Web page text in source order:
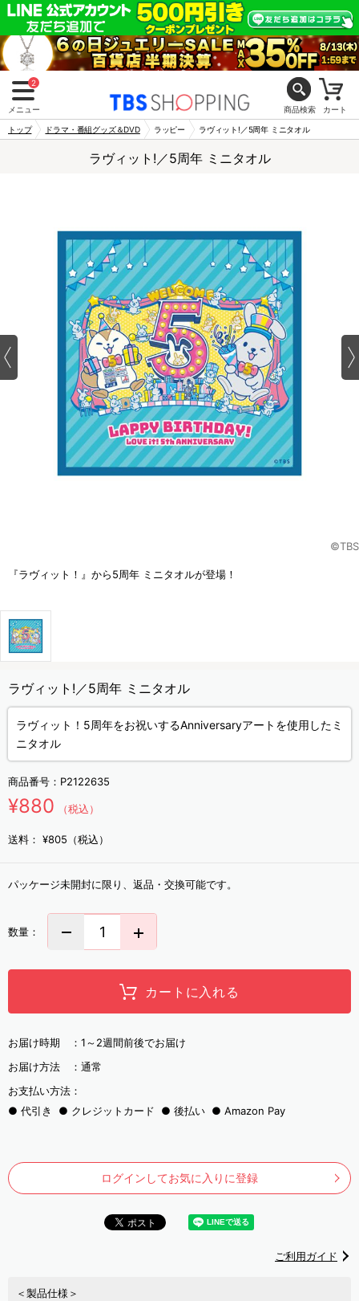
2
メニュー 商品検索 カート
トップ ドラマ・番組グッズ＆DVD ラッピー ラヴィット!／5周年 ミニタオル
ラヴィット!／5周年 ミニタオル
©TBS
『ラヴィット！』から5周年 ミニタオルが登場！
ラヴィット!／5周年 ミニタオル
ラヴィット！5周年をお祝いするAnniversaryアートを使用したミ
ニタオル
商品番号： P2122635
¥880 （税込）
送料： ¥805（税込）
パッケージ未開封に限り、返品・交換可能です。
数量：
カートに入れる
お届け時期 ： 1～2週間前後でお届け
お届け方法 ： 通常
お支払い方法：
代引き
クレジットカード 後払い Amazon Pay
ログインしてお気に入りに登録
ご利用ガイド
＜製品仕様＞